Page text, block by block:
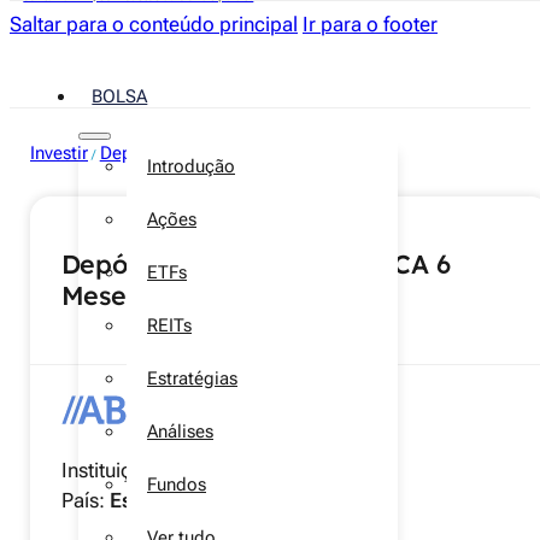
Saltar para o conteúdo principal Ir para o footer
BOLSA
Introdução
Ações
ETFs
REITs
Estratégias
Análises
Fundos
Investir / Depósitos a prazo
Depósito a Prazo JÁ ABANCA 6
Meses
Instituição:
ABANCA
País: Espanha